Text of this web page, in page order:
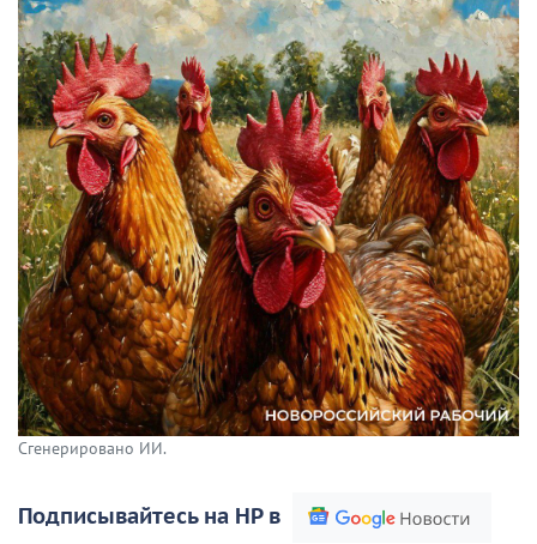
Сгенерировано ИИ.
Подписывайтесь на НР в